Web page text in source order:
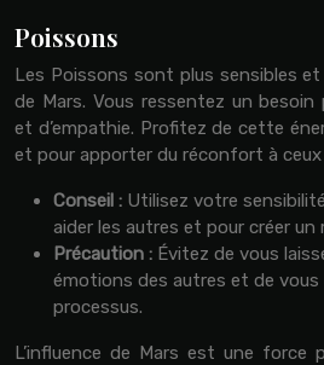
Poissons
Les Poissons sont plus sensibles
de Mars. Vous ressentez un
et d’empathie. Profitez de cette
et pour apporter du réconfort à
Conseil : Utilisez votre
aider les autres et pour créer un
Précaution : Évitez de vous
émotions des autres et de vous
processus.
L’influence de Mars est une force